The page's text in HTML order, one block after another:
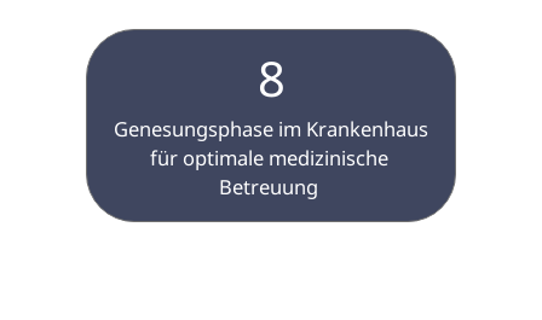
8
für optimale medizinische
Betreuung